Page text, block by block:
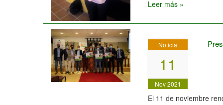
Leer más »
Noticia
11
Nov 2021
El 11 de noviembre